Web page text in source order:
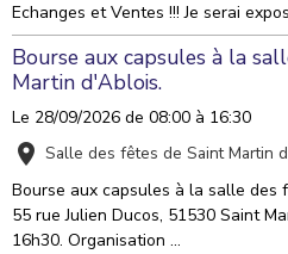
Echanges et Ventes !!! Je serai
Bourse aux capsules à la
Martin d'Ablois.
Le 28/09/2026 de 08:00 à 16:30
Salle des fêtes de Saint Martin
Bourse aux capsules à la salle des
55 rue Julien Ducos, 51530 Saint
16h30. Organisation ...